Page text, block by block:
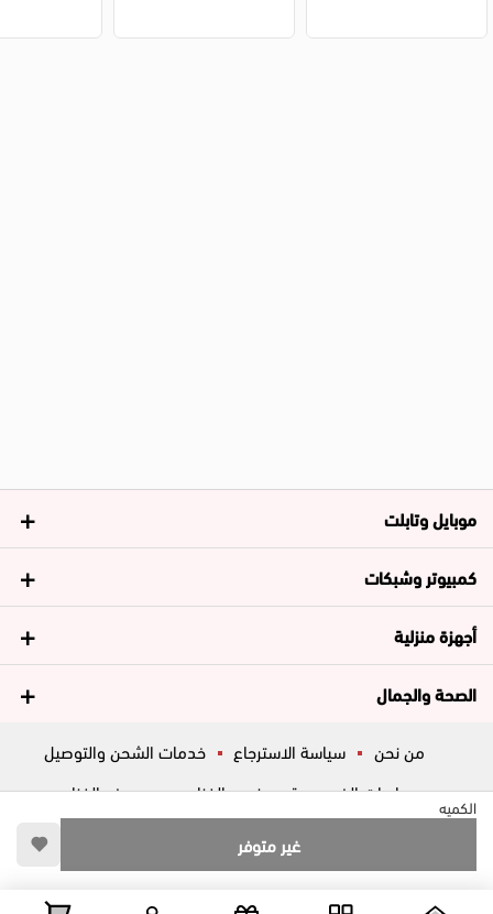
الكميه
غير متوفر
موبايل وتابلت
كمبيوتر وشبكات
أجهزة منزلية
الصحة والجمال
من نحن سياسة الاسترجاع
خدمات الشحن والتوصيل
سياسات الخصوصية
فروع الغزاوي
عروض الغزاوي